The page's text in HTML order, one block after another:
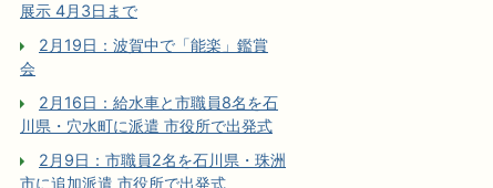
展示 4月3日まで
2月19日：波賀中で「能楽」鑑賞
会
2月16日：給水車と市職員8名を石
川県・穴水町に派遣 市役所で出発式
2月9日：市職員2名を石川県・珠洲
市に追加派遣 市役所で出発式